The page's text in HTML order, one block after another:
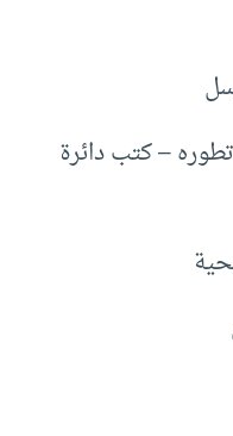
– كتب دائرة